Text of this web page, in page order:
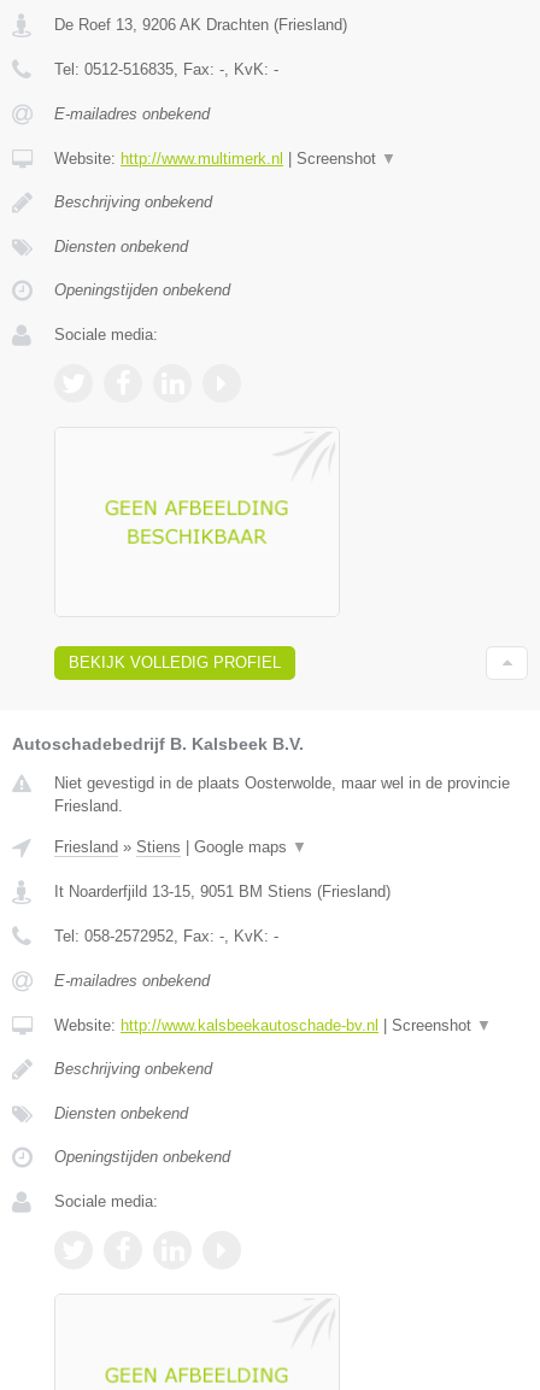
De Roef 13 9206 AK Drachten (Friesland)
Tel: 0512-516835 , Fax: - , KvK: -
E-mailadres onbekend
Website: http://www.multimerk.nl | Screenshot ▼
Beschrijving onbekend
Diensten onbekend
Openingstijden onbekend
Sociale media:
BEKIJK VOLLEDIG PROFIEL
Autoschadebedrijf B. Kalsbeek B.V.
Niet gevestigd in de plaats Oosterwolde, maar wel in de provincie
Friesland.
Friesland » Stiens Google maps ▼
It Noarderfjild 13-15, 9051 BM Stiens (Friesland)
Tel: 058-2572952, Fax: -, KvK: -
E-mailadres onbekend
Website: http://www.kalsbeekautoschade-bv.nl Screenshot ▼
Beschrijving onbekend
Diensten onbekend
Openingstijden onbekend
Sociale media: